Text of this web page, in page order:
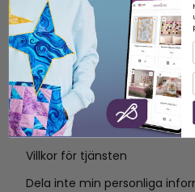
OM
Om SVP Worldwide
Kontakt
Villkor för tjänsten
Dela inte min personliga